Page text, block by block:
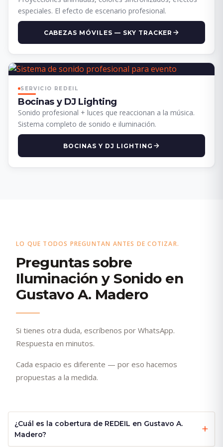
especiales. El efecto de escenario profesional.
CABEZAS MÓVILES — SKY TRACKER
SERVICIO REDEIL
Bocinas y DJ Lighting
Sonido profesional + luces que reaccionan a la música.
Sistema completo de sonido e iluminación.
BOCINAS Y DJ LIGHTING
LO QUE TODOS PREGUNTAN ANTES DE COTIZAR.
Preguntas sobre
Iluminación y Sonido en
Gustavo A. Madero
Si tienes otra duda, escríbenos por WhatsApp.
Respuesta en minutos.
Cada espacio es diferente — por eso hacemos
propuestas a la medida.
¿Cuál es la cobertura de REDEIL en Gustavo A.
Madero?